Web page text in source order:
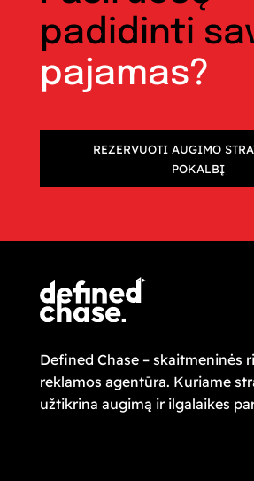
padidinti
pajamas?
REZERVUOTI AUGIMO
POKALBĮ
Defined Chase – skaitmeninės
reklamos agentūra. Kuriame
užtikrina augimą ir ilgalaikes